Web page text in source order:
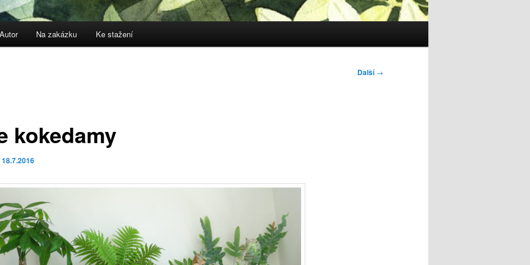
Autor Na zakázku Ke stažení
Další→
kokedamy
18.7.2016